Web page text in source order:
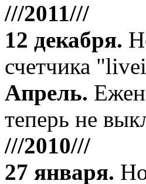
///2011///
12 декабря.
счетчика
Апрель.
теперь не
///2010///
27 января.